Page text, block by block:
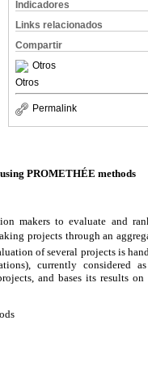
Indicadores
Links relacionados
Compartir
Otros
Otros
Permalink
PROMETHÉE methods
makers to evaluate and
projects through an
of several projects is
currently considered
and bases its results